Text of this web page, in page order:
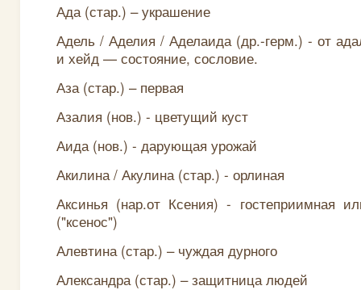
Ада (стар.) – украшение
Адель / Аделия / Аделаида (др.-герм.) - от
и хейд — состояние, сословие.
Аза (стар.) – первая
Азалия (нов.) - цветущий куст
Аида (нов.) - дарующая урожай
Акилина / Акулина (стар.) - орлиная
Аксинья (нар.от Ксения) - гостеприимная
("ксенос")
Алевтина (стар.) – чуждая дурного
Александра (стар.) – защитница людей